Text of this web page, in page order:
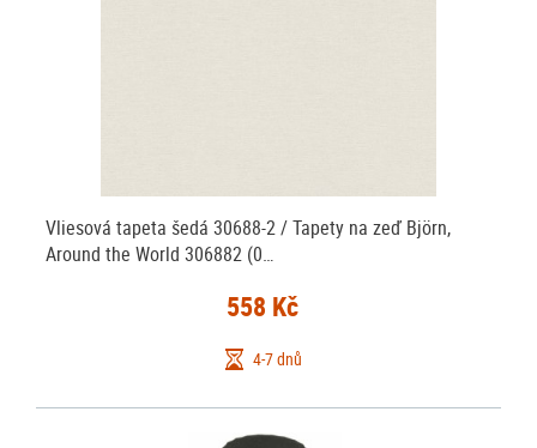
Vliesová tapeta šedá 30688-2 / Tapety na zeď Björn,
Around the World 306882 (0…
558 Kč
4-7 dnů